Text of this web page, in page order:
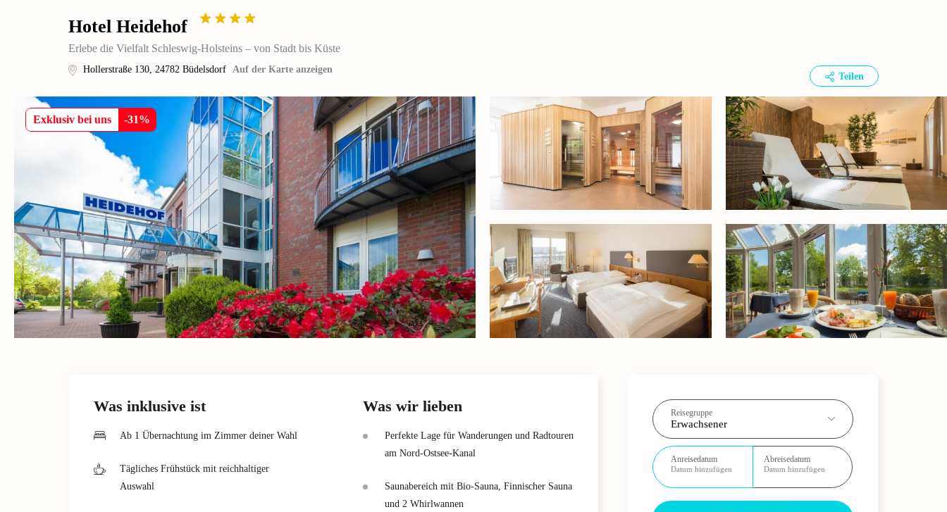
Hotel Heidehof
Erlebe die Vielfalt Schleswig-Holsteins – von Stadt bis Küste
Hollerstraße 130, 24782 Büdelsdorf Auf der Karte anzeigen
Teilen
Exklusiv bei uns -31%
Reisegruppe
Erwachsener
Anreisedatum
Datum hinzufügen
Abreisedatum
Datum hinzufügen
Was inklusive ist
Ab 1 Übernachtung im Zimmer deiner Wahl
Tägliches Frühstück mit reichhaltiger
Auswahl
Was wir lieben
Perfekte Lage für Wanderungen und Radtouren
am Nord-Ostsee-Kanal
Saunabereich mit Bio-Sauna, Finnischer Sauna
und 2 Whirlwannen